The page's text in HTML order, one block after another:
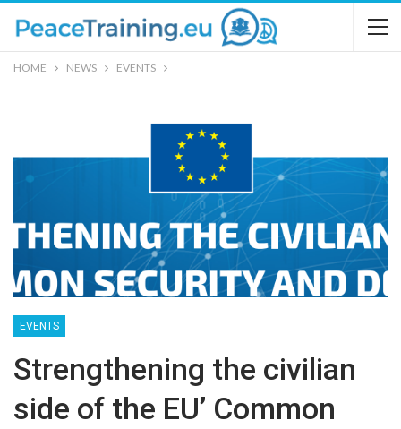
HOME NEWS EVENTS
EVENTS
Strengthening the civilian
side of the EU’ Common